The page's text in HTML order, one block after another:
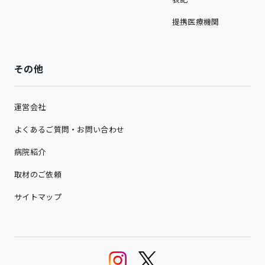
提携医療機関
その他
運営会社
よくあるご質問・お問い合わせ
病院紹介
取材のご依頼
サイトマップ